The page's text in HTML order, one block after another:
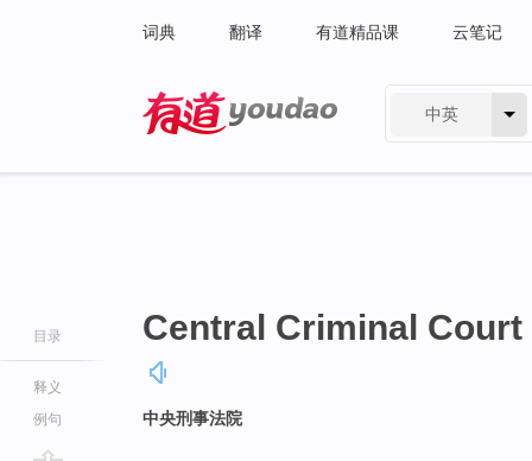
词典 翻译 有道精品课 云笔记
中英
目录
释义
例句
Central Criminal Court
中央刑事法院